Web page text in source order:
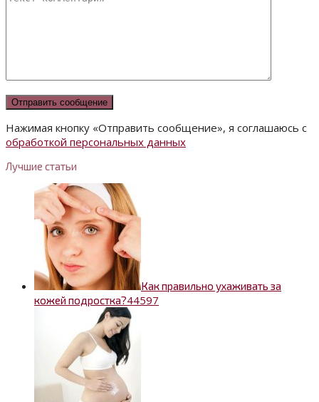
Нажимая кнопку «Отправить сообщение», я соглашаюсь с
обработкой персональных данных
Лучшие статьи
Как правильно ухаживать за
кожей подростка?44597